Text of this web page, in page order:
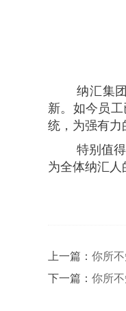
纳汇集
新。如今员
统，为强有力
特别值
为全体纳汇
上一篇： 你所
下一篇： 你所